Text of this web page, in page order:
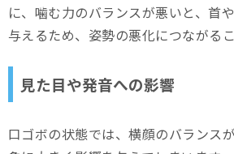
に、噛む力のバランスが悪いと、首
与えるため、姿勢の悪化につながるこ
見た目や発音への影響
口ゴボの状態では、横顔のバランス